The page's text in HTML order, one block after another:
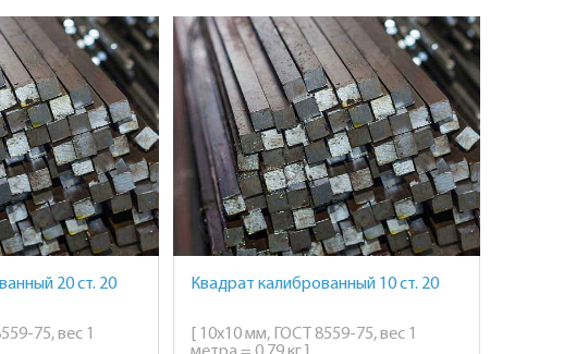
20 ст. 20
75, вес 1
Квадрат калиброванный 10 ст. 20
[ 10х10 мм, ГОСТ 8559-75, вес 1